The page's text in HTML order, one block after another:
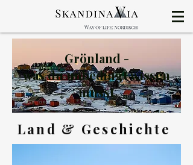
Grönland -
was du unbedingt wissen
musst
Land & Geschichte